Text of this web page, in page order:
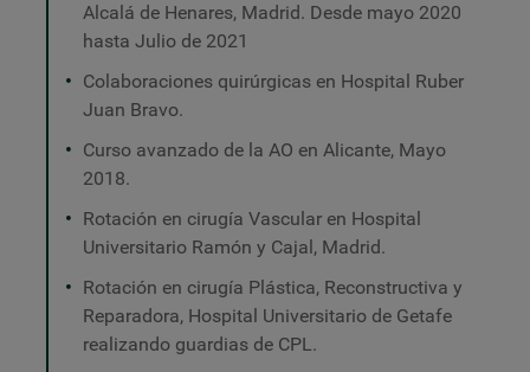
Alcalá de Henares, Madrid. Desde mayo 2020
hasta Julio de 2021
Colaboraciones quirúrgicas en Hospital Ruber
Juan Bravo.
Curso avanzado de la AO en Alicante, Mayo
2018.
Rotación en cirugía Vascular en Hospital
Universitario Ramón y Cajal, Madrid.
Rotación en cirugía Plástica, Reconstructiva y
Reparadora, Hospital Universitario de Getafe
realizando guardias de CPL.